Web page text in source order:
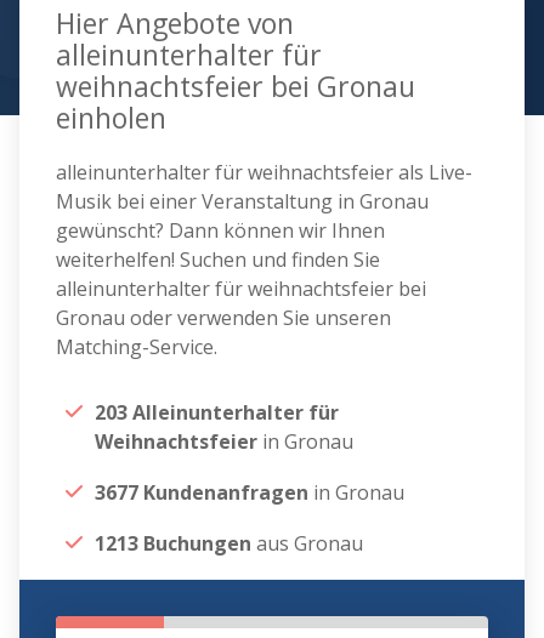
Hier Angebote von
alleinunterhalter für
weihnachtsfeier bei Gronau
einholen
alleinunterhalter für weihnachtsfeier als Live-
Musik bei einer Veranstaltung in Gronau
gewünscht? Dann können wir Ihnen
weiterhelfen! Suchen und finden Sie
alleinunterhalter für weihnachtsfeier bei
Gronau oder verwenden Sie unseren
Matching-Service.
203 Alleinunterhalter für
Weihnachtsfeier in Gronau
3677 Kundenanfragen in Gronau
1213 Buchungen aus Gronau